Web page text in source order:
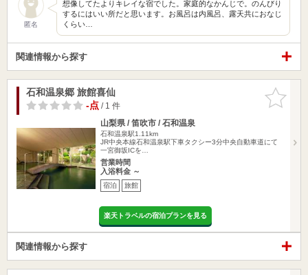
匿名
想像してたよりキレイな宿でした。家庭的なかんじで。のんびり
するにはいい所だと思います。お風呂は内風呂、露天共におなじ
くらい…
関連情報から探す
お気に入
りに追加
石和温泉郷 旅館喜仙
-点/ 1 件
山梨県 / 笛吹市 / 石和温泉
石和温泉駅1.11km
JR中央本線石和温泉駅下車タクシー3分中央自動車道にて
一宮御坂ICを…
営業時間
入浴料金 ～
宿泊 旅館
楽天トラベルの宿泊プランを見る
関連情報から探す